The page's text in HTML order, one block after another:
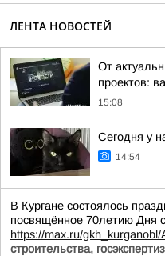
ЛЕНТА НОВОСТЕЙ
От
проектов:
15:08
Сегодня у
14:54
В Кургане состоялось
посвящённое 70летию Дня
https://max.ru/
строительства,